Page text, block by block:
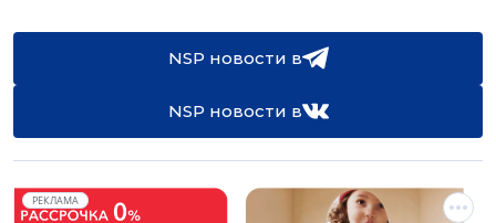
NSP новости в
NSP новости в
РЕКЛАМА